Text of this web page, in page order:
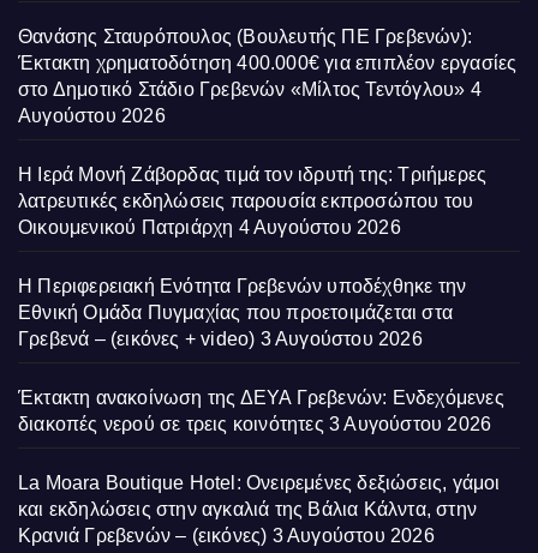
Θανάσης Σταυρόπουλος (Βουλευτής ΠΕ Γρεβενών):
Έκτακτη χρηματοδότηση 400.000€ για επιπλέον εργασίες
στο Δημοτικό Στάδιο Γρεβενών «Μίλτος Τεντόγλου» 4
Αυγούστου 2026
Η Ιερά Μονή Ζάβορδας τιμά τον ιδρυτή της: Τριήμερες
λατρευτικές εκδηλώσεις παρουσία εκπροσώπου του
Οικουμενικού Πατριάρχη 4 Αυγούστου 2026
Η Περιφερειακή Ενότητα Γρεβενών υποδέχθηκε την
Εθνική Ομάδα Πυγμαχίας που προετοιμάζεται στα
Γρεβενά – (εικόνες + video) 3 Αυγούστου 2026
Έκτακτη ανακοίνωση της ΔΕΥΑ Γρεβενών: Ενδεχόμενες
διακοπές νερού σε τρεις κοινότητες 3 Αυγούστου 2026
La Moara Boutique Hotel: Ονειρεμένες δεξιώσεις, γάμοι
και εκδηλώσεις στην αγκαλιά της Βάλια Κάλντα, στην
Κρανιά Γρεβενών – (εικόνες) 3 Αυγούστου 2026